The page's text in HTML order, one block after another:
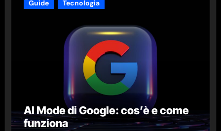
Guide Tecnologia
AI Mode di Google: cos’è e come
funziona